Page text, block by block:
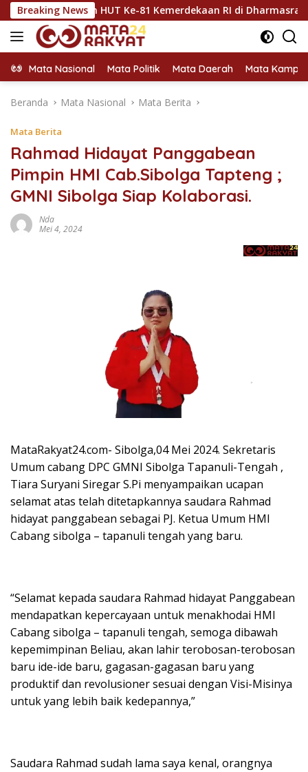
Langsung
ke
konten
Breaking News
HUT Ke-81 Kemerdekaan RI di Dharmasraya
Mata Nasional Mata Politik Mata Daerah Mata
Beranda Mata Nasional Mata Berita
Mata Berita
Rahmad Hidayat Panggabean
Pimpin HMI Cab.Sibolga Tapteng ;
GMNI Sibolga Siap Kolaborasi.
Nda
Mei 4, 2024
MataRakyat24.com- Sibolga,04 Mei 2024. Sekretaris
Umum cabang DPC GMNI Sibolga Tapanuli-Tengah ,
Tiara Suryani Siregar S.Pi menyampaikan ucapan
selamat atas telah ditetapkannya saudara Rahmad
hidayat panggabean sebagai PJ. Ketua Umum HMI
Cabang sibolga – tapanuli tengah yang baru.
“Selamat kepada saudara Rahmad hidayat Panggabean
mendapatkan kepercayaan untuk menakhodai HMI
Cabang sibolga – tapanuli tengah, semoga dibawah
kepemimpinan Beliau, akan lahir terobosan-terobosan
baru ide-ide baru, gagasan-gagasan baru yang
produktif dan revolusioner sesuai dengan Visi-Misinya
untuk yang lebih baik kedepannya,”
Saudara Rahmad sudah lama saya kenal, orangnya